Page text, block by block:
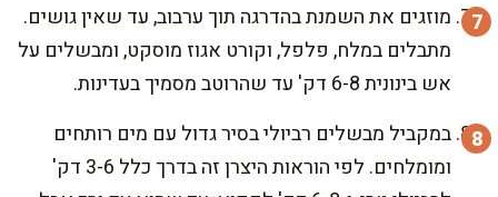
מוזגים את השמנת בהדרגה תוך ערבוב, עד שאין גושים.
מתבלים במלח, פלפל, וקורט אגוז מוסקט, ומבשלים על
אש בינונית 6-8 דק' עד שהרוטב מסמיך בעדינות.
במקביל מבשלים רביולי בסיר גדול עם מים רותחים
ומומלחים. לפי הוראות היצרן זה בדרך כלל 3-6 דק'